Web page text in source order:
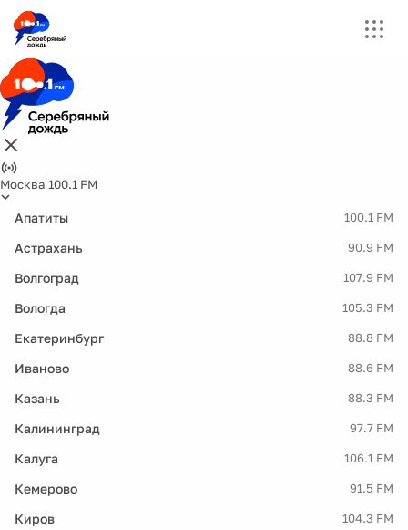
Москва 100.1 FM
Апатиты 100.1 FM
Астрахань 90.9 FM
Волгоград 107.9 FM
Вологда 105.3 FM
Екатеринбург 88.8 FM
Иваново 88.6 FM
Казань 88.3 FM
Калининград 97.7 FM
Калуга 106.1 FM
Кемерово 91.5 FM
Киров 104.3 FM